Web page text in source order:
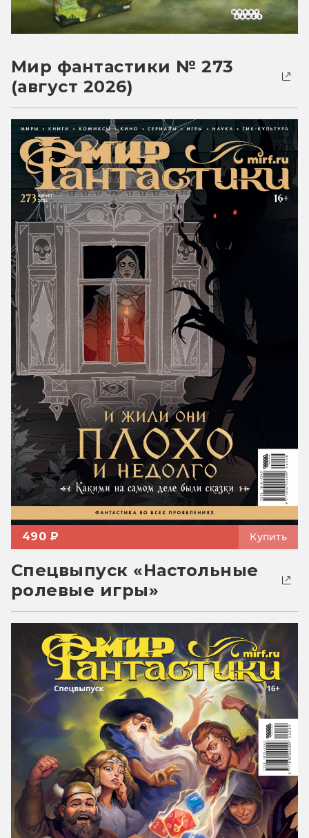
Мир фантастики № 273
(август 2026)
490 ₽ Купить
Спецвыпуск «Настольные
ролевые игры»